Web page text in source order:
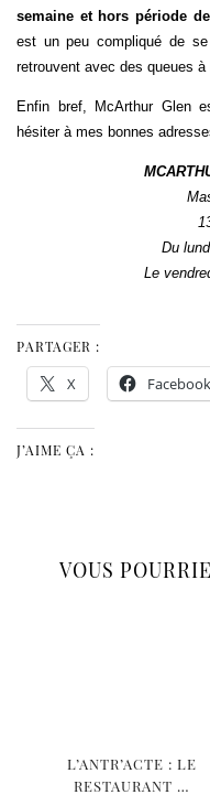
semaine et hors période
est un peu compliqué de
retrouvent avec des queues à
Enfin bref, McArthur Glen
hésiter à mes bonnes
Du
Le
PARTAGER :
X Facebook
J’AIME ÇA :
VOUS
L’ANTR’ACTE : LE
RESTAURANT …